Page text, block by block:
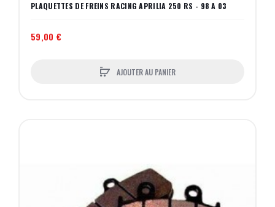
PLAQUETTES DE FREINS RACING APRILIA 250 RS - 98 A 03
59,00 €
AJOUTER AU PANIER